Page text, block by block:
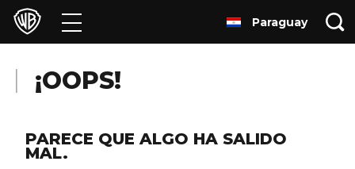
Películas
Franquicias
Paraguay
¡OOPS!
PARECE QUE ALGO HA SALIDO
MAL.